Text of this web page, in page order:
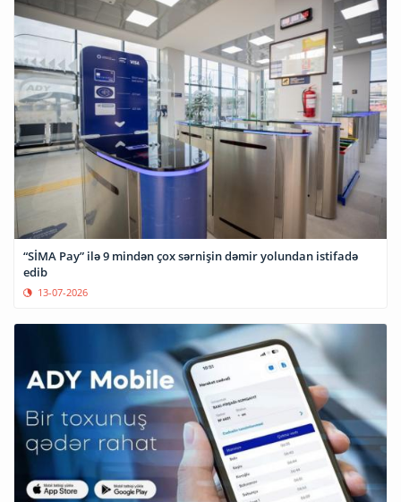
“SİMA Pay” ilə 9 mindən çox sərnişin dəmir yolundan istifadə
edib
13-07-2026